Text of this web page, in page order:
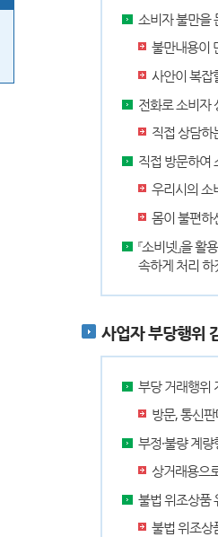
소비자 불만을
불만내용이
사안이 복잡
전화로 소비자
직접 상담하
직접 방문하여
우리시의 소
몸이 불편하
『소비넷』을
속하게 처리 하
사업자 부당행위
부당 거래행위
방문, 통신
부정·불량 계
상거래용으
불법 위조상품
불법 위조상